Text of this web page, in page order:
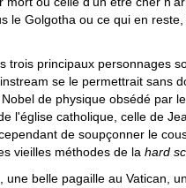
le Golgotha ou ce qui en
principaux personnages
se le permettrait sans
de physique obsédé par
l'église catholique, celle de
de soupçonner le
vieilles méthodes de la hard
belle pagaille au Vatican,